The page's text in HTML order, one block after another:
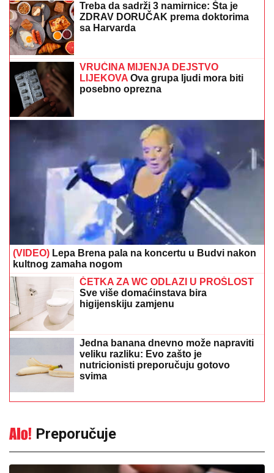
Treba da sadrži 3 namirnice: Šta je
ZDRAV DORUČAK prema doktorima
sa Harvarda
VRUĆINA MIJENJA DEJSTVO
LIJEKOVA Ova grupa ljudi mora biti
posebno oprezna
(VIDEO) Lepa Brena pala na koncertu u Budvi nakon
kultnog zamaha nogom
ČETKA ZA WC ODLAZI U PROŠLOST
Sve više domaćinstava bira
higijenskiju zamjenu
Jedna banana dnevno može napraviti
veliku razliku: Evo zašto je
nutricionisti preporučuju gotovo
svima
Preporučuje